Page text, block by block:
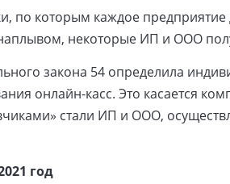
по которым каждое
некоторые ИП и ООО
закона 54 определила
онлайн-касс. Это касается
стали ИП и ООО,
год